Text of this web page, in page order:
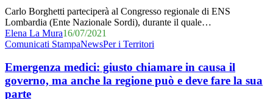
verso
i
sordi:
la
sanitaria
è
l’occasione
Carlo Borghetti parteciperà al Congresso regionale di ENS
Lombardia (Ente Nazionale Sordi), durante il quale…
Elena La Mura16/07/2021
Emergenza
giusto
chiamare
in
Comunicati StampaNewsPer i Territori
Emergenza medici: giusto chiamare in causa il
governo, ma anche la regione può e deve fare la sua
parte